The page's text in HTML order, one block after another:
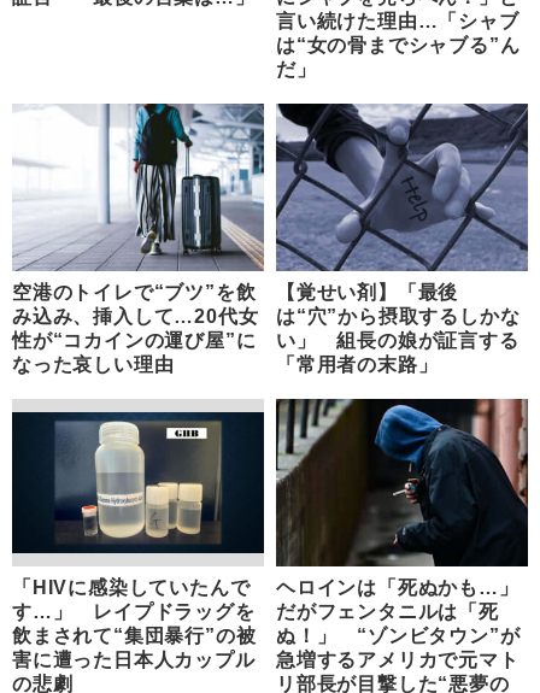
言い続けた理由…「シャブ
は“女の骨までシャブる”ん
だ」
空港のトイレで“ブツ”を飲
み込み、挿入して…20代女
性が“コカインの運び屋”に
なった哀しい理由
【覚せい剤】「最後
は“穴”から摂取するしかな
い」 組長の娘が証言する
「常用者の末路」
「HIVに感染していたんで
す…」 レイプドラッグを
飲まされて“集団暴行”の被
害に遭った日本人カップル
の悲劇
ヘロインは「死ぬかも…」
だがフェンタニルは「死
ぬ！」 “ゾンビタウン”が
急増するアメリカで元マト
リ部長が目撃した“悪夢の